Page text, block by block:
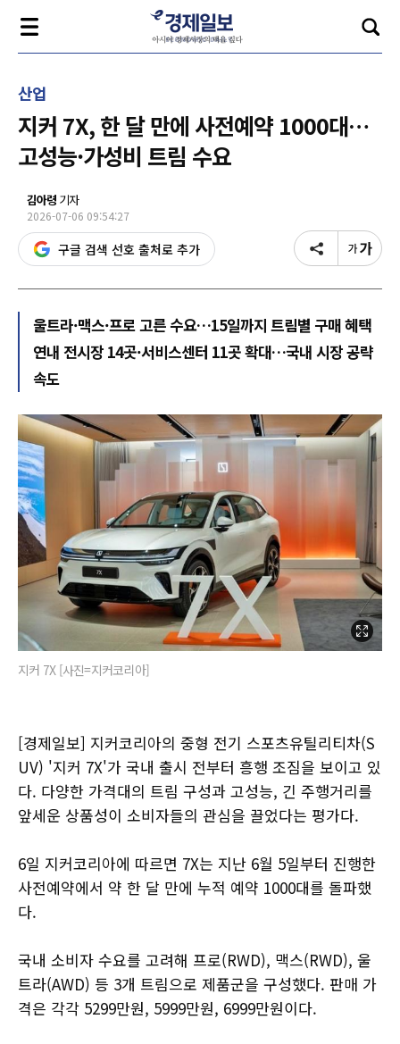
산업
지커 7X, 한 달 만에 사전예약 1000대…
고성능·가성비 트림 수요
김아령 기자
2026-07-06 09:54:27
구글 검색 선호 출처로 추가
울트라·맥스·프로 고른 수요…15일까지 트림별 구매 혜택
연내 전시장 14곳·서비스센터 11곳 확대…국내 시장 공략
속도
지커 7X [사진=지커코리아]
[경제일보] 지커코리아의 중형 전기 스포츠유틸리티차(S
UV) '지커 7X'가 국내 출시 전부터 흥행 조짐을 보이고 있
다. 다양한 가격대의 트림 구성과 고성능, 긴 주행거리를
앞세운 상품성이 소비자들의 관심을 끌었다는 평가다.
6일 지커코리아에 따르면 7X는 지난 6월 5일부터 진행한
사전예약에서 약 한 달 만에 누적 예약 1000대를 돌파했
다.
국내 소비자 수요를 고려해 프로(RWD), 맥스(RWD), 울
트라(AWD) 등 3개 트림으로 제품군을 구성했다. 판매 가
격은 각각 5299만원, 5999만원, 6999만원이다.